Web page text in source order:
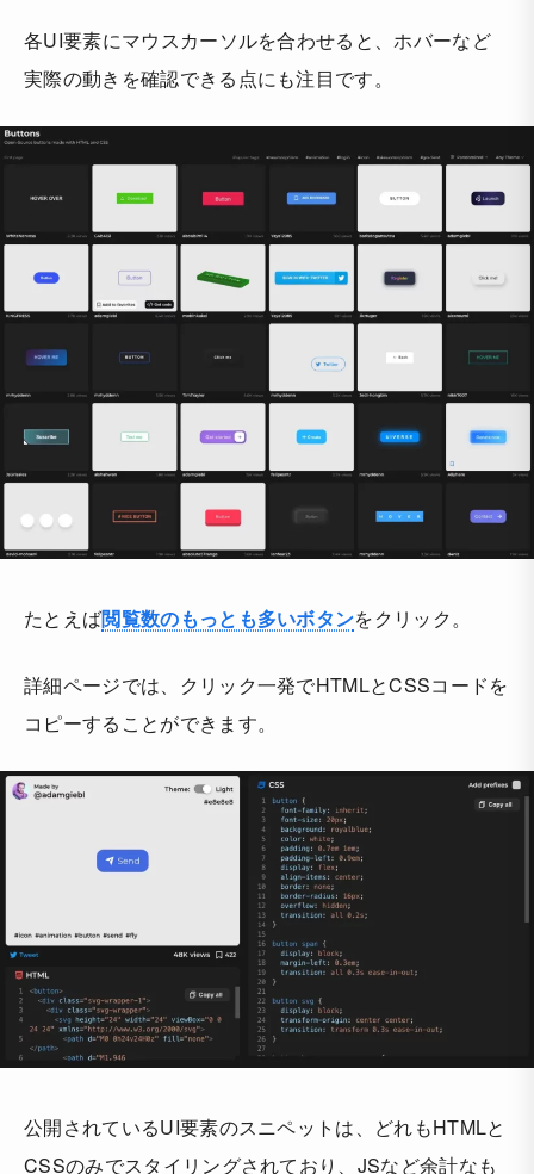
各UI要素にマウスカーソルを合わせると、ホバーなど
実際の動きを確認できる点にも注目です。
たとえば閲覧数のもっとも多いボタンをクリック。
詳細ページでは、クリック一発でHTMLとCSSコードを
コピーすることができます。
公開されているUI要素のスニペットは、どれもHTMLと
CSSのみでスタイリングされており、JSなど余計なも